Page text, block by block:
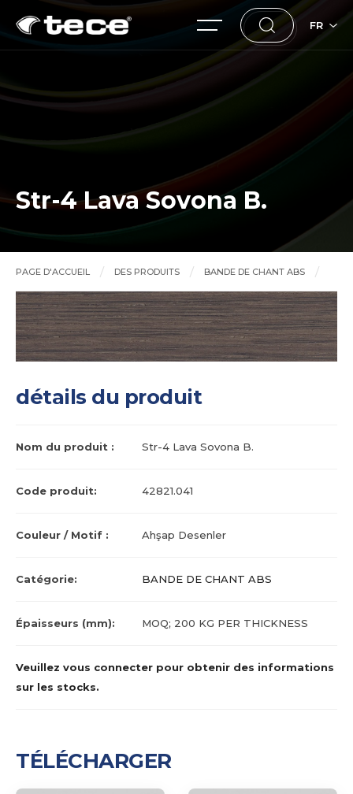
FR
Str-4 Lava Sovona B.
PAGE D'ACCUEIL DES PRODUITS BANDE DE CHANT ABS
Str-4 Lava Sovona B.
détails du produit
Nom du produit : Str-4 Lava Sovona B.
Code produit: 42821.041
Couleur / Motif : Ahşap Desenler
Catégorie: BANDE DE CHANT ABS
Épaisseurs (mm): MOQ; 200 KG PER THICKNESS
Veuillez vous connecter pour obtenir des informations
sur les stocks.
TÉLÉCHARGER